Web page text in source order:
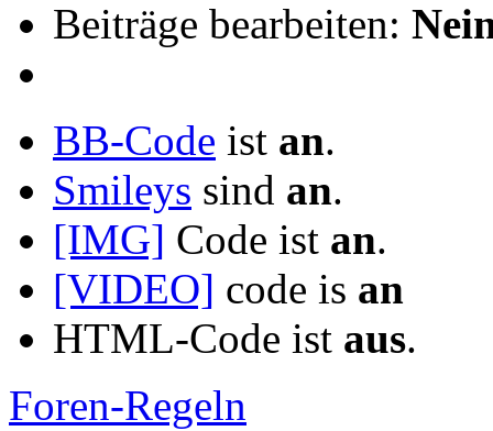
Beiträge bearbeiten:
BB-Code ist an.
Smileys sind an.
[IMG] Code ist an.
[VIDEO] code is an
HTML-Code ist aus.
Foren-Regeln